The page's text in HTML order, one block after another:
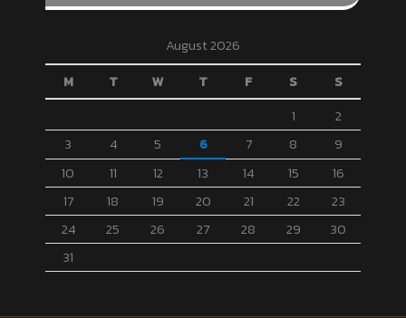
August 2026
M
T W T F S
S
1
2
3
4 5 6 7 8
9
10
11 12 13 14 15
16
17
18 19 20 21 22
23
24
25 26 27 28 29
30
31